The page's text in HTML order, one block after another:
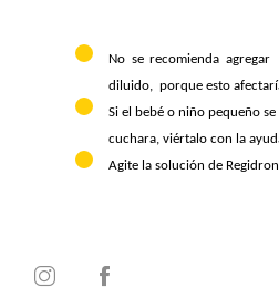
No se recomienda
diluido, porque esto
Si el bebé o niño pequeño
cuchara, viértalo con la
Agite la solución de